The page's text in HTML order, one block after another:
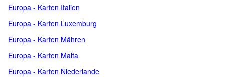
Europa - Karten Italien
Europa - Karten Luxemburg
Europa - Karten Mähren
Europa - Karten Malta
Europa - Karten Niederlande